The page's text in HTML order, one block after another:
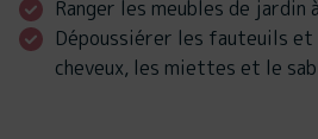
Ranger les meubles de
Dépoussiérer les fauteuils
cheveux, les miettes et le